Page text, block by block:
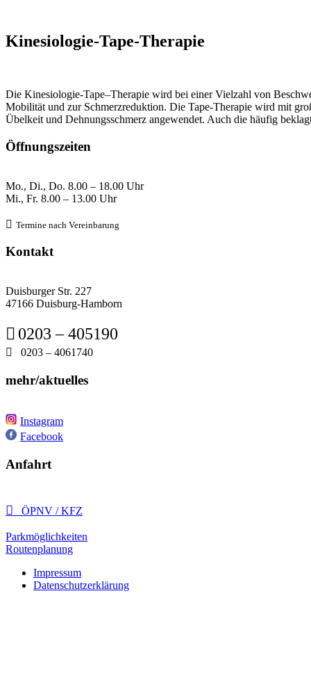
Kinesiologie-Tape-Therapie
Die Kinesiologie-Tape–Therapie wird bei einer Vielzahl von
Mobilität und zur Schmerzreduktion. Die Tape-Therapie wird mit
Übelkeit und Dehnungsschmerz angewendet. Auch die häufig
Öffnungszeiten
Mo., Di., Do. 8.00 – 18.00 Uhr
Mi., Fr. 8.00 – 13.00 Uhr
 Termine nach Vereinbarung
Kontakt
Duisburger Str. 227
47166 Duisburg-Hamborn
 0203 – 405190
 0203 – 4061740
mehr/aktuelles
Instagram
Facebook
Anfahrt
 ÖPNV / KFZ
Parkmöglichkeiten
Routenplanung
Impressum
Datenschutzerklärung